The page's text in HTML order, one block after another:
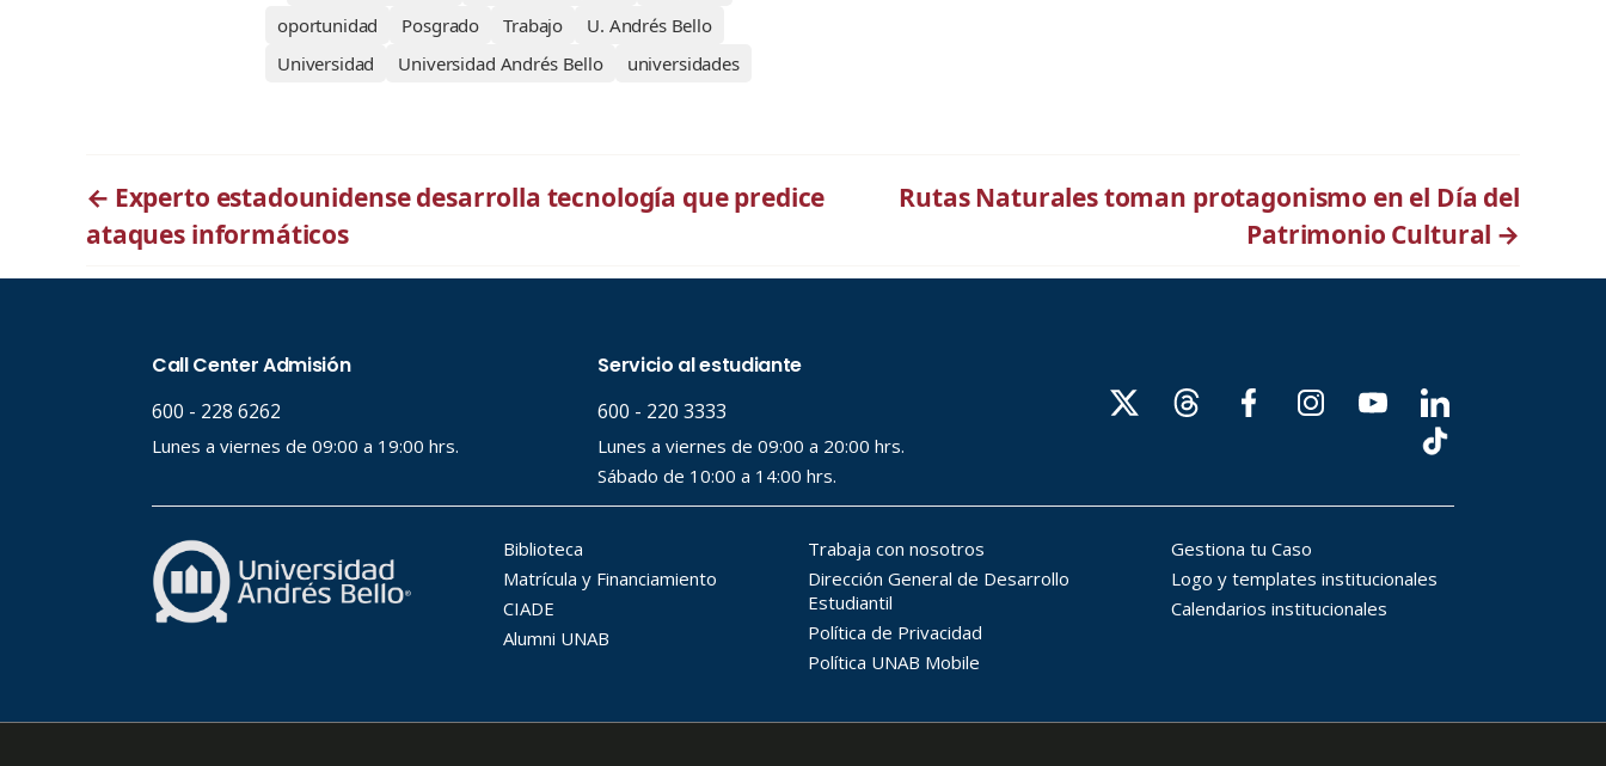
oportunidad
Posgrado Trabajo
U. Andrés Bello
Universidad
Universidad Andrés Bello universidades
← Experto estadounidense desarrolla tecnología que predice
ataques informáticos
Rutas Naturales toman protagonismo en el Día del
Patrimonio Cultural →